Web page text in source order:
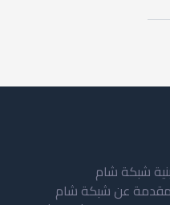
بنية شبكة شام
مقدمة عن شبكة شام